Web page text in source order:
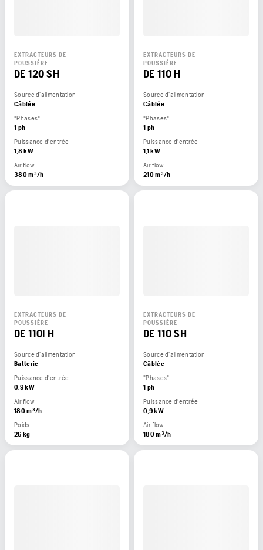
EXTRACTEURS DE
POUSSIÈRE
DE 120 SH
Source d’alimentation
Câblée
"Phases"
1 ph
Puissance d'entrée
1,8 kW
Air flow
380 m³/h
EXTRACTEURS DE
POUSSIÈRE
DE 110 H
Source d’alimentation
Câblée
"Phases"
1 ph
Puissance d'entrée
1,1 kW
Air flow
210 m³/h
EXTRACTEURS DE
POUSSIÈRE
DE 110i H
Source d’alimentation
Batterie
Puissance d'entrée
0,9 kW
Air flow
180 m³/h
Poids
26 kg
EXTRACTEURS DE
POUSSIÈRE
DE 110 SH
Source d’alimentation
Câblée
"Phases"
1 ph
Puissance d'entrée
0,9 kW
Air flow
180 m³/h